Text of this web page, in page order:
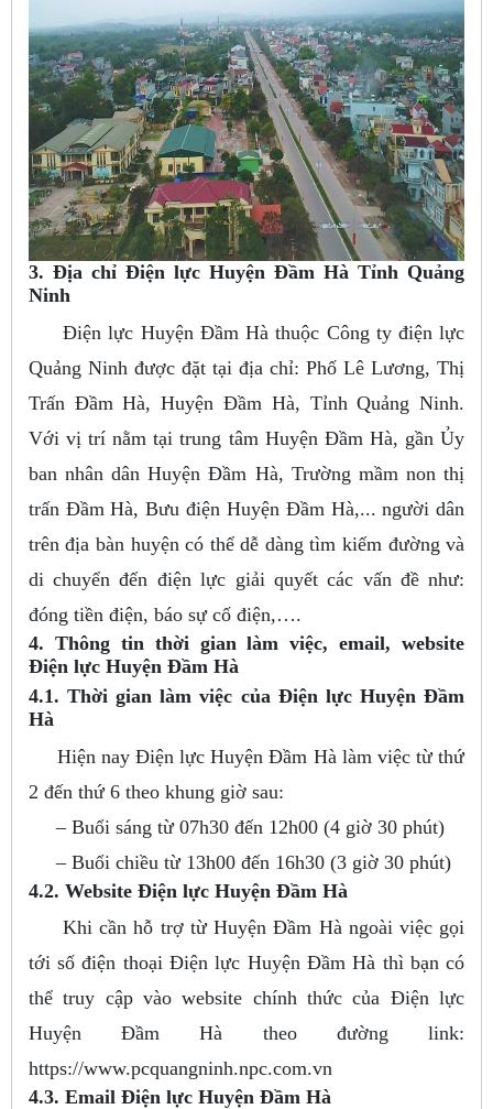
3. Địa chỉ Điện lực Huyện Đầm Hà Tỉnh Quảng
Ninh
Điện lực Huyện Đầm Hà thuộc Công ty điện lực
Quảng Ninh được đặt tại địa chỉ: Phố Lê Lương, Thị
Trấn Đầm Hà, Huyện Đầm Hà, Tỉnh Quảng Ninh.
Với vị trí nằm tại trung tâm Huyện Đầm Hà, gần Ủy
ban nhân dân Huyện Đầm Hà, Trường mầm non thị
trấn Đầm Hà, Bưu điện Huyện Đầm Hà,... người dân
trên địa bàn huyện có thể dễ dàng tìm kiếm đường và
di chuyển đến điện lực giải quyết các vấn đề như:
đóng tiền điện, báo sự cố điện,….
4. Thông tin thời gian làm việc, email, website
Điện lực Huyện Đầm Hà
4.1. Thời gian làm việc của Điện lực Huyện Đầm
Hà
Hiện nay Điện lực Huyện Đầm Hà làm việc từ thứ
2 đến thứ 6 theo khung giờ sau:
– Buổi sáng từ 07h30 đến 12h00 (4 giờ 30 phút)
– Buổi chiều từ 13h00 đến 16h30 (3 giờ 30 phút)
4.2. Website Điện lực Huyện Đầm Hà
Khi cần hỗ trợ từ Huyện Đầm Hà ngoài việc gọi
tới số điện thoại Điện lực Huyện Đầm Hà thì bạn có
thể truy cập vào website chính thức của Điện lực
Huyện Đầm Hà theo đường link:
https://www.pcquangninh.npc.com.vn
4.3. Email Điện lực Huyện Đầm Hà